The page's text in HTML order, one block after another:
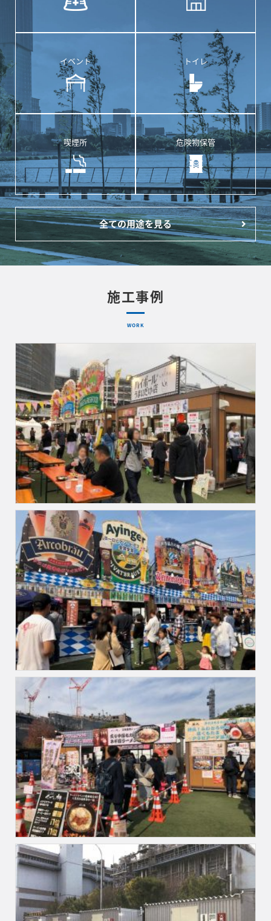
イベント トイレ
喫煙所 危険物保管
全ての用途を見る
施工事例
WORK